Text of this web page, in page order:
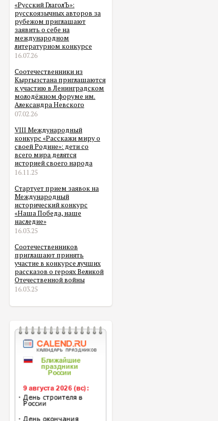
«Русский ГлаголЪ»:
русскоязычных авторов за
рубежом приглашают
заявить о себе на
международном
литературном конкурсе
16.07.26
Соотечественники из
Кыргызстана приглашаются
к участию в Ленинградском
молодёжном форуме им.
Александра Невского
07.02.26
VIII Международный
конкурс «Расскажи миру о
своей Родине»: дети со
всего мира делятся
историей своего народа
16.11.25
Стартует прием заявок на
Международный
исторический конкурс
«Наша Победа, наше
наследие»
16.03.25
Соотечественников
приглашают принять
участие в конкурсе лучших
рассказов о героях Великой
Отечественной войны
16.03.25